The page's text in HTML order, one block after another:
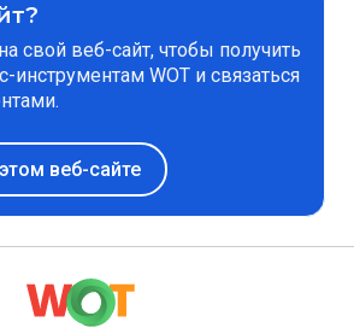
свой веб-сайт, чтобы получить
инструментам WOT и связаться
веб-сайте